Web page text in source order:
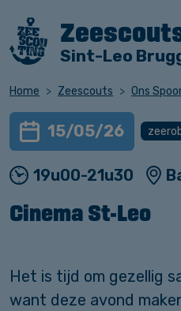
Sint-Leo
Home Zeescouts Ons
15/05/26
19u00-21u30
Cinema St-Leo
Het is tijd om gezellig
want deze avond